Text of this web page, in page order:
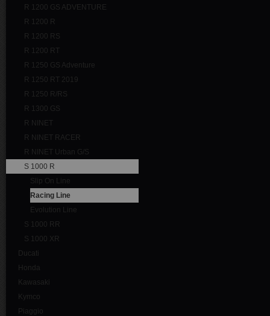
R 1200 GS ADVENTURE
R 1200 R
R 1200 RS
R 1200 RT
R 1250 GS Adventure
R 1250 RT 2019
R 1250 R/RS
R 1300 GS
R NINET
R NINET RACER
R NINET Urban G/S
S 1000 R
Slip On Line
Racing Line
Evolution Line
S 1000 RR
S 1000 XR
Ducati
Honda
Kawasaki
Kymco
Piaggio